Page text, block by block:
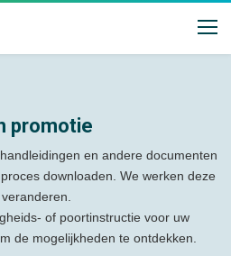
promotie
en andere documenten
downloaden. We werken deze
of poortinstructie voor uw
de mogelijkheden te ontdekken.